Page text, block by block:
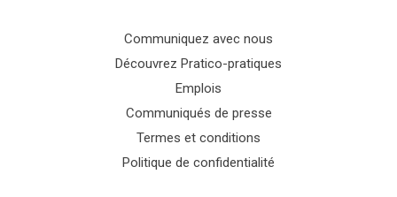
Communiquez avec nous
Découvrez Pratico-pratiques
Emplois
Communiqués de presse
Termes et conditions
Politique de confidentialité